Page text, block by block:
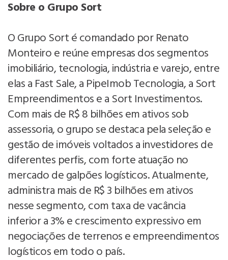
Sobre o Grupo Sort
O Grupo Sort é comandado por Renato
Monteiro e reúne empresas dos segmentos
imobiliário, tecnologia, indústria e varejo, entre
elas a Fast Sale, a PipeImob Tecnologia, a Sort
Empreendimentos e a Sort Investimentos.
Com mais de R$ 8 bilhões em ativos sob
assessoria, o grupo se destaca pela seleção e
gestão de imóveis voltados a investidores de
diferentes perfis, com forte atuação no
mercado de galpões logísticos. Atualmente,
administra mais de R$ 3 bilhões em ativos
nesse segmento, com taxa de vacância
inferior a 3% e crescimento expressivo em
negociações de terrenos e empreendimentos
logísticos em todo o país.